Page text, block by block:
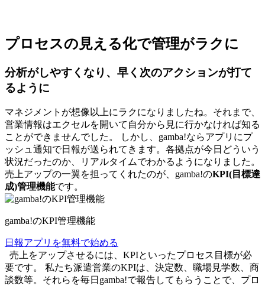
プロセスの見える化で管理がラクに
分析がしやすくなり、早く次のアクションが打て
るように
マネジメントが想像以上にラクになりましたね。それまで、
営業情報はエクセルを開いて自分から見に行かなければ知る
ことができませんでした。
しかし、gamba!ならアプリにプ
ッシュ通知で日報が送られてきます。 各拠点が今日どういう
状況だったのか、
リアルタイムでわかるようになりました。
売上アップの一翼を担ってくれたのが、gamba!のKPI(目標達
成)管理機能です。
gamba!のKPI管理機能
日報アプリを無料で始める
売上をアップさせるには、KPIといったプロセス目標が必
要です。
私たち派遣営業のKPIは、決定数、職場見学数、商
談数等。 それらを毎日gamba!で報告してもらうことで、 プロ